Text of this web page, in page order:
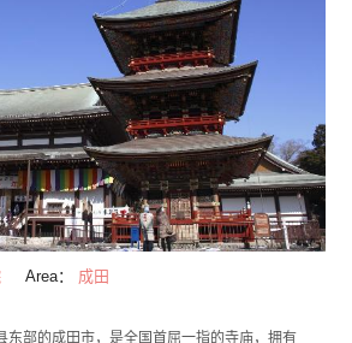
Area： 成田
东部的成田市，是全国首屈一指的寺庙，拥有